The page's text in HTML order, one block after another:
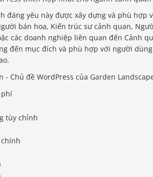
đáng yêu này được xây dựng và phù
bán hoa, Kiến trúc sư cảnh quan,
các doanh nghiệp liên quan đến Cảnh
đến mục đích và phù hợp với người